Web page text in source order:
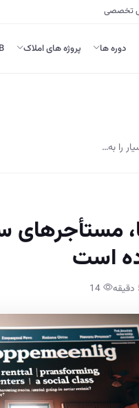
تخصصی
دوره ها پروژه های املاک
را به…
مستأجرهای
است